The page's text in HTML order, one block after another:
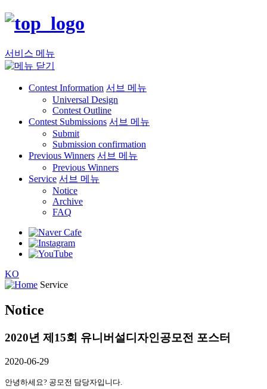
서비스 메뉴
Contest Information 서브 메뉴
Universal Design
Contest Outline
Contest Submissions 서브 메뉴
Submit
Submission confirmation
Previous Winners 서브 메뉴
Previous Winners
Service 서브 메뉴
Notice
Archive
FAQ
KO
Service
Notice
2020년 제15회 유니버설디자인공모전 포스터
2020-06-29
​안녕하세요? 공모전 담당자입니다.